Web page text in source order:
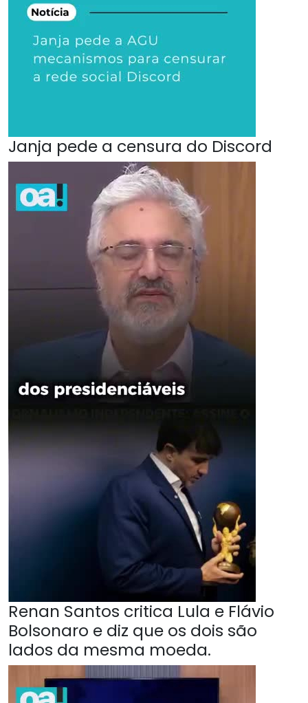
Janja pede a censura do Discord
Renan Santos critica Lula e Flávio
Bolsonaro e diz que os dois são
lados da mesma moeda.